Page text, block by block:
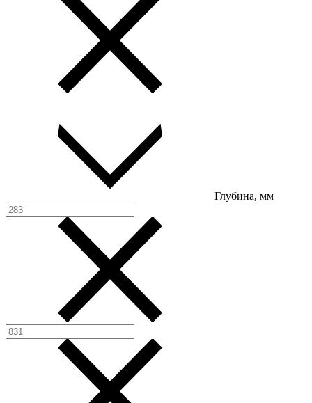
Глубина, мм